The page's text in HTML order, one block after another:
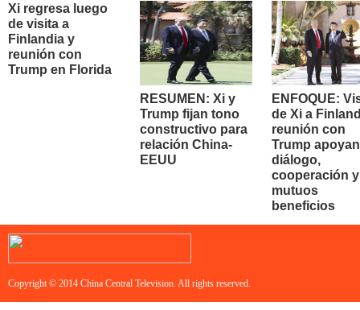
Xi regresa luego
de visita a
Finlandia y
reunión con
Trump en Florida
RESUMEN: Xi y
Trump fijan tono
constructivo para
relación China-
EEUU
ENFOQUE:
de Xi a
reunión con
Trump apoyan
diálogo,
cooperación y
mutuos
beneficios
Copyright © 2014 China Central Television. All rights reserved.